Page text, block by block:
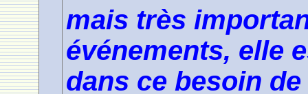
mais très
événements, elle
dans ce besoin